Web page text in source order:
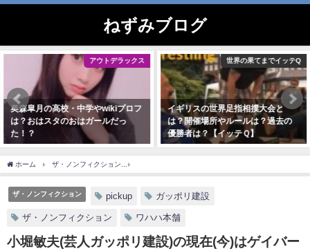
ねずみブログ
アウトデラックス
奥森皐月の高校・中学やwikiプロフ
は？おはスタのおはガールだっ
た！？
世界の果てまでイッテQ
イギリスの世界足指相撲大会と
は？開催場所やルールは？過去の
優勝者は？【イッテＱ】
ホーム ザ・ノンフィクション
ザ・ノンフィクション pickup ガッポリ建設
ザ・ノンフィクション ワハハ本舗
小堀敏夫(芸人ガッポリ建設)の現在(今)はゲイバー